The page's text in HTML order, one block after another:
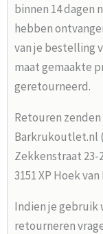
binnen 14 dagen
hebben
van je bestelling
maat gemaakte
geretourneerd.
Retouren zenden
Barkrukoutlet.nl
Zekkenstraat 23-
3151 XP Hoek
Indien je gebruik
retourneren